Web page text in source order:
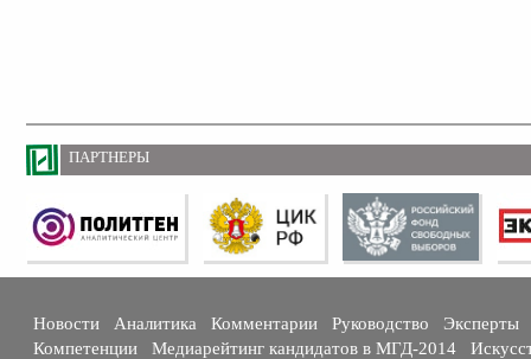
ПАРТНЕРЫ
Новости Аналитика Комментарии Руководство
Эксперты
Компетенции
Медиарейтинг кандидатов в МГД-2014